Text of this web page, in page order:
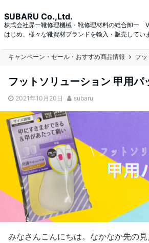
SUBARU Co.,Ltd.
株式会社昴ー靴修理機械・靴修理材料の総合卸ー
はじめ、様々な靴資材ブランドを輸入・販売してい
キャンペーン・セール・おすすめ商品情報
フットソリューション 甲用パ
2021年10月20日 subaru
みなさんこんにちは。なかなか先の